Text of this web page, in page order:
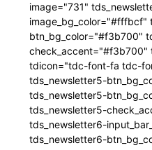
image="731"
image_bg_color="#fffbcf"
btn_bg_color="#f3b700"
check_accent="#f3b700"
tdicon="tdc-font-fa tdc-
tds_newsletter5-
tds_newsletter5-
tds_newsletter5-
tds_newsletter6-
tds_newsletter6-